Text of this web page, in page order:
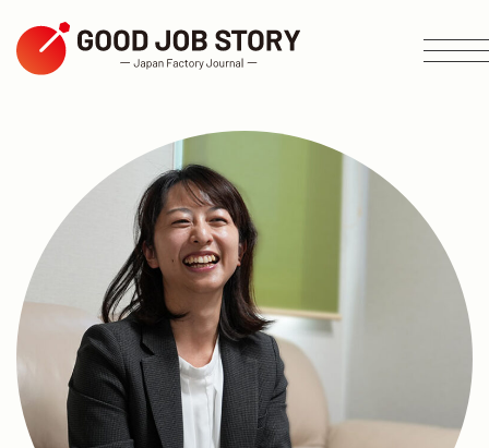
ARTICLE
テーマから探す
エリアから探す
業種から探す